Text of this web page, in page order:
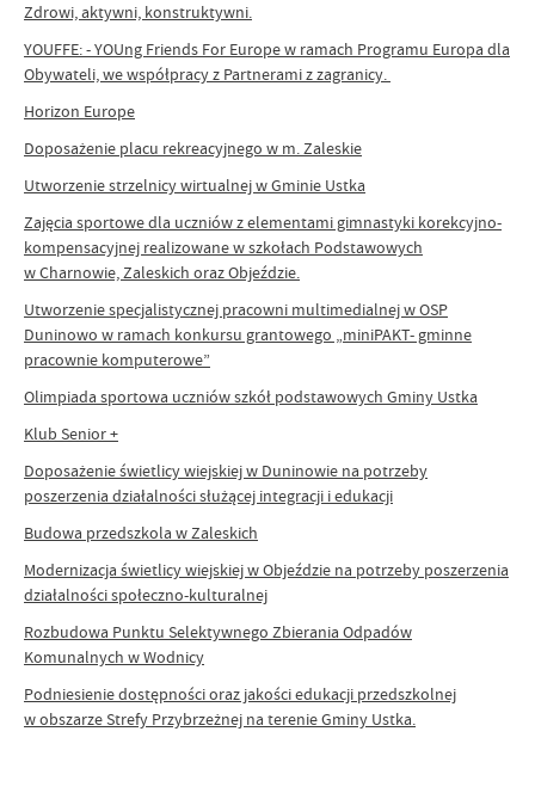
Zdrowi, aktywni, konstruktywni.
YOUFFE: - YOUng Friends For Europe w ramach Programu Europa dla
Obywateli, we współpracy z Partnerami z zagranicy.
Horizon Europe
Doposażenie placu rekreacyjnego w m. Zaleskie
Utworzenie strzelnicy wirtualnej w Gminie Ustka
Zajęcia sportowe dla uczniów z elementami gimnastyki korekcyjno-
kompensacyjnej realizowane w szkołach Podstawowych
w Charnowie, Zaleskich oraz Objeździe.
Utworzenie specjalistycznej pracowni multimedialnej w OSP
Duninowo w ramach konkursu grantowego „miniPAKT- gminne
pracownie komputerowe”
Olimpiada sportowa uczniów szkół podstawowych Gminy Ustka
Klub Senior +
Doposażenie świetlicy wiejskiej w Duninowie na potrzeby
poszerzenia działalności służącej integracji i edukacji
Budowa przedszkola w Zaleskich
Modernizacja świetlicy wiejskiej w Objeździe na potrzeby poszerzenia
działalności społeczno-kulturalnej
Rozbudowa Punktu Selektywnego Zbierania Odpadów
Komunalnych w Wodnicy
Podniesienie dostępności oraz jakości edukacji przedszkolnej
w obszarze Strefy Przybrzeżnej na terenie Gminy Ustka.